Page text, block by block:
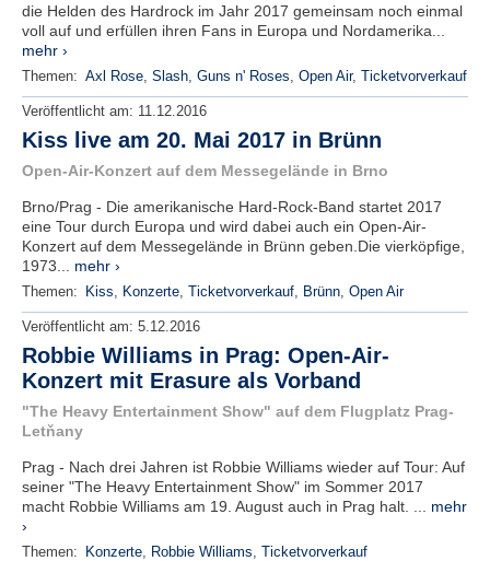
die Helden des Hardrock im Jahr 2017 gemeinsam noch einmal
voll auf und erfüllen ihren Fans in Europa und Nordamerika...
mehr ›
Themen: Axl Rose, Slash, Guns n' Roses, Open Air, Ticketvorverkauf
Veröffentlicht am: 11.12.2016
Kiss live am 20. Mai 2017 in Brünn
Open-Air-Konzert auf dem Messegelände in Brno
Brno/Prag - Die amerikanische Hard-Rock-Band startet 2017
eine Tour durch Europa und wird dabei auch ein Open-Air-
Konzert auf dem Messegelände in Brünn geben.Die vierköpfige,
1973... mehr ›
Themen: Kiss, Konzerte, Ticketvorverkauf, Brünn, Open Air
Veröffentlicht am: 5.12.2016
Robbie Williams in Prag: Open-Air-
Konzert mit Erasure als Vorband
"The Heavy Entertainment Show" auf dem Flugplatz Prag-
Letňany
Prag - Nach drei Jahren ist Robbie Williams wieder auf Tour: Auf
seiner "The Heavy Entertainment Show" im Sommer 2017
macht Robbie Williams am 19. August auch in Prag halt. ... mehr
›
Themen: Konzerte, Robbie Williams, Ticketvorverkauf